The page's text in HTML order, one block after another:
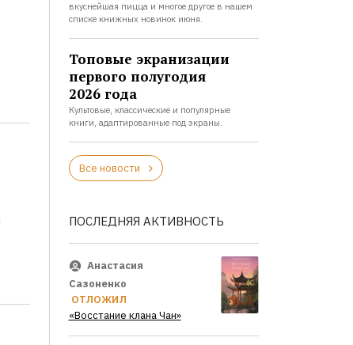
вкуснейшая пицца и многое другое в нашем
списке книжных новинок июня.
Топовые экранизации
первого полугодия
2026 года
Культовые, классические и популярные
книги, адаптированные под экраны.
Все новости
ПОСЛЕДНЯЯ АКТИВНОСТЬ
Анастасия
Сазоненко
ОТЛОЖИЛ
«Восстание клана Чан»